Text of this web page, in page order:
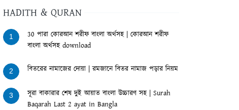
HADITH & QURAN
1
30 পারা কোরআন শরীফ বাংলা অর্থসহ | কোরআন শরীফ
বাংলা অর্থসহ download
2 বিতরের নামাজের দোয়া | রমজানে বিতর নামাজ পড়ার নিয়ম
3
সূরা বাকারার শেষ দুই আয়াত বাংলা উচ্চারণ সহ | Surah
Baqarah Last 2 ayat in Bangla